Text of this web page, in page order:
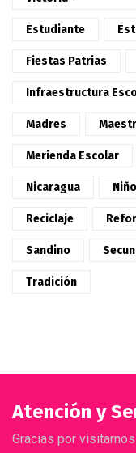
Estudiante
Fiestas Patrias
Infraestructura
Madres
Merienda Escolar
Nicaragua
Reciclaje
Sandino
Tradición
Atención y
Gracias por visitarnos